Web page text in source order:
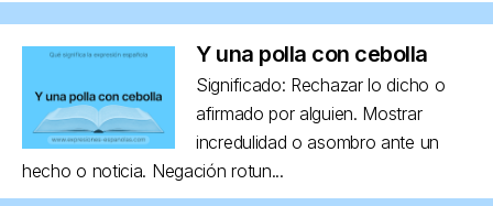
Y una polla con cebolla
Significado: Rechazar lo dicho o
afirmado por alguien. Mostrar
incredulidad o asombro ante un
hecho o noticia. Negación rotun...